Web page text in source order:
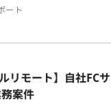
ート
リモート】自社FCサ
案件